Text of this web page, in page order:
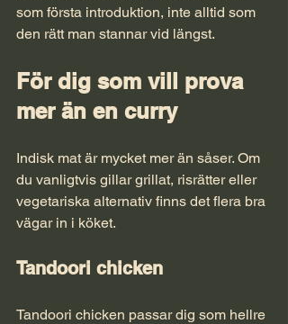
som första introduktion, inte alltid som
den rätt man stannar vid längst.
För dig som vill prova
mer än en curry
Indisk mat är mycket mer än såser. Om
du vanligtvis gillar grillat, risrätter eller
vegetariska alternativ finns det flera bra
vägar in i köket.
Tandoori chicken
Tandoori chicken passar dig som hellre